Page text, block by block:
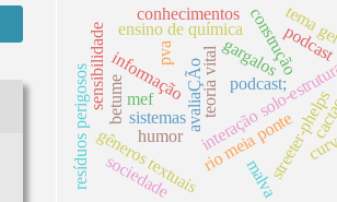
interação solo-streeter-phelps
podcast;
avaliaÇÃo
construção
sistemas
informação
humor rio meia ponte
gêneros textuais
podcast
gargalos
sociedade
ensino de química
teoria vital
malva
pva tema
betume mef
sensibilidade
resíduos perigosos
conhecimentos